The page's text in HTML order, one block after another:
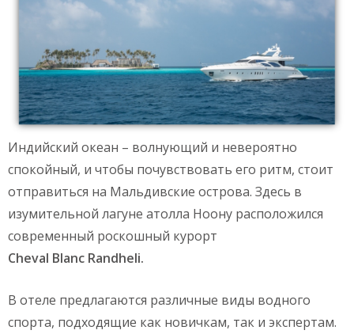
Индийский океан – волнующий и невероятно
спокойный, и чтобы почувствовать его ритм, стоит
отправиться на Мальдивские острова. Здесь в
изумительной лагуне атолла Ноону расположился
современный роскошный курорт
Cheval Blanc Randheli.
В отеле предлагаются различные виды водного
спорта, подходящие как новичкам, так и экспертам.